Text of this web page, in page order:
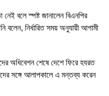
বলে স্পষ্ট জানালেন বিএনপির
বলেন, নির্ধারিত সময় অনুযায়ী আগামী
অধিবেশন শেষে দেশে ফিরে হযরত
সঙ্গে আলাপকালে এ মন্তব্য করেন